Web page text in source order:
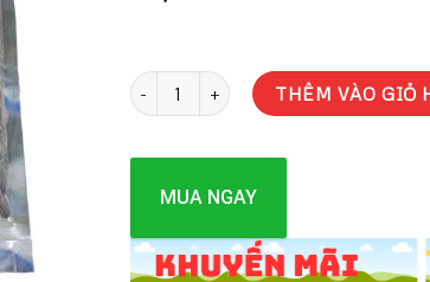
Hạt Hướng Dương Sấy Hương Việt gói
THÊM VÀO GIỎ
MUA NGAY